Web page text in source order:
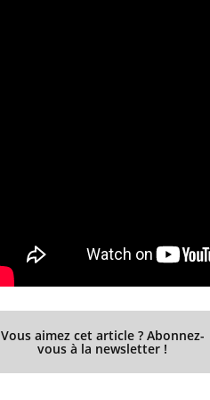
Vous aimez cet article ? Abonnez-
vous à la newsletter !